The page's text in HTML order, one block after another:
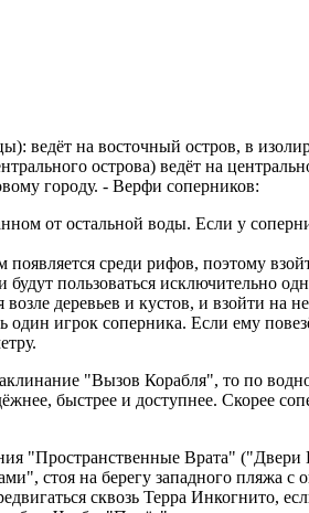
ведёт на восточный остров, в
острова) ведёт на
городу. - Верфи соперников:
от остальной воды. Если у
среди рифов, поэтому
пользоваться исключительно
деревьев и кустов, и взойти на
один игрок соперника. Если ему
"Вызов Корабля", то по
быстрее и доступнее. Скорее
"Пространственные Врата"
стоя на берегу западного пляжа
сквозь Терра Инкогнито,